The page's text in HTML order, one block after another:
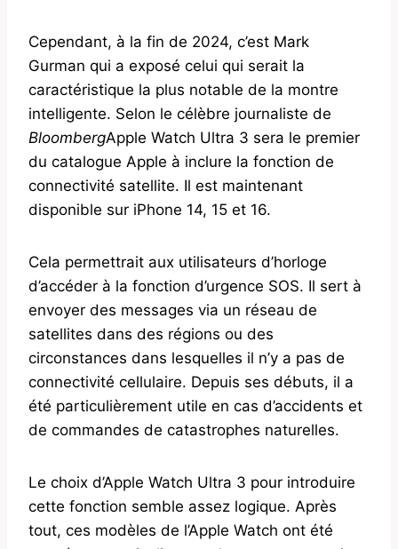
Cependant, à la fin de 2024, c’est Mark
Gurman qui a exposé celui qui serait la
caractéristique la plus notable de la montre
intelligente. Selon le célèbre journaliste de
BloombergApple Watch Ultra 3 sera le premier
du catalogue Apple à inclure la fonction de
connectivité satellite. Il est maintenant
disponible sur iPhone 14, 15 et 16.
Cela permettrait aux utilisateurs d’horloge
d’accéder à la fonction d’urgence SOS. Il sert à
envoyer des messages via un réseau de
satellites dans des régions ou des
circonstances dans lesquelles il n’y a pas de
connectivité cellulaire. Depuis ses débuts, il a
été particulièrement utile en cas d’accidents et
de commandes de catastrophes naturelles.
Le choix d’Apple Watch Ultra 3 pour introduire
cette fonction semble assez logique. Après
tout, ces modèles de l’Apple Watch ont été